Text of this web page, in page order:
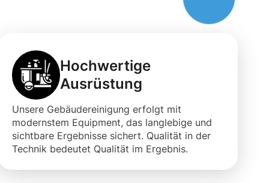
Hochwertige
Ausrüstung
Unsere Gebäudereinigung erfolgt mit
modernstem Equipment, das langlebige und
sichtbare Ergebnisse sichert. Qualität in der
Technik bedeutet Qualität im Ergebnis.